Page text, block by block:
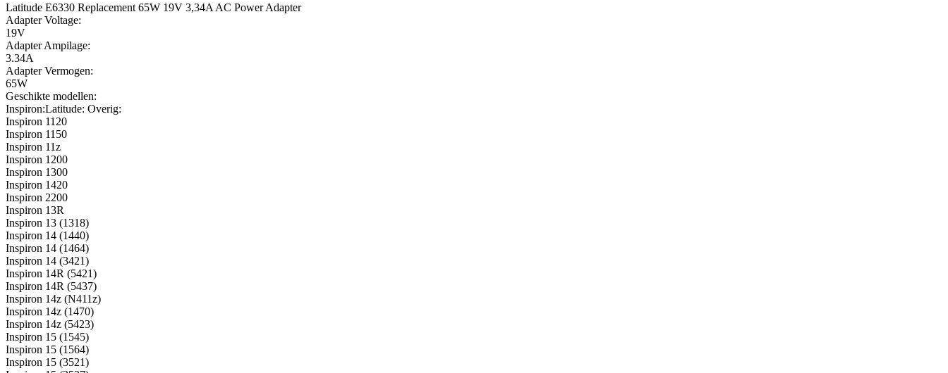
adapter-
2
aantal
Latitude E6330 Replacement 65W 19V 3,34A AC Power Adapter
Adapter Voltage:
19V
Adapter Ampilage:
3.34A
Adapter Vermogen:
65W
Geschikte modellen:
Inspiron:Latitude: Overig:
Inspiron 1120
Inspiron 1150
Inspiron 11z
Inspiron 1200
Inspiron 1300
Inspiron 1420
Inspiron 2200
Inspiron 13R
Inspiron 13 (1318)
Inspiron 14 (1440)
Inspiron 14 (1464)
Inspiron 14 (3421)
Inspiron 14R (5421)
Inspiron 14R (5437)
Inspiron 14z (N411z)
Inspiron 14z (1470)
Inspiron 14z (5423)
Inspiron 15 (1545)
Inspiron 15 (1564)
Inspiron 15 (3521)